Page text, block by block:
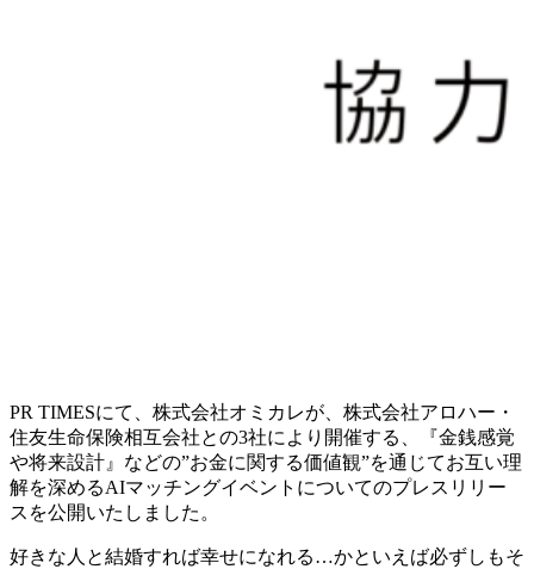
PR TIMESにて、株式会社オミカレが、株式会社アロハー・
住友生命保険相互会社との3社により開催する、『金銭感覚
や将来設計』などの”お金に関する価値観”を通じてお互い理
解を深めるAIマッチングイベントについてのプレスリリー
スを公開いたしました。
好きな人と結婚すれば幸せになれる…かといえば必ずしもそ